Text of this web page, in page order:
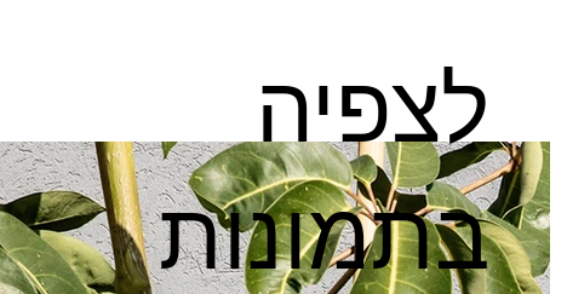
לצפיה
בתמונות